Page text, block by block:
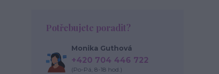
Potřebujete poradit?
Monika Guthová
+420 704 446 722
(Po-Pá, 8-18 hod.)